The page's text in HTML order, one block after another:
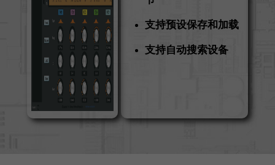
支持预设保存和加载
支持自动搜索设备